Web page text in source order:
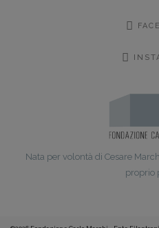
Nata per volontà di Cesare
proprio